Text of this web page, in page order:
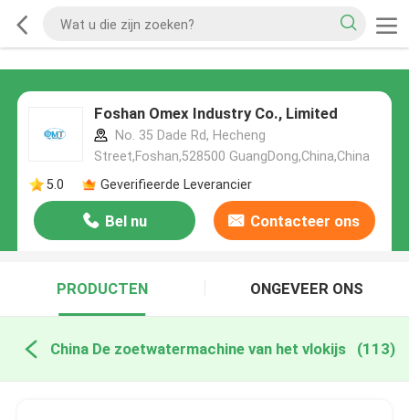
Foshan Omex Industry Co., Limited
No. 35 Dade Rd, Hecheng
Street,Foshan,528500 GuangDong,China,China
5.0
Geverifieerde Leverancier
Bel nu Contacteer ons
PRODUCTEN ONGEVEER ONS
China De zoetwatermachine van het vlokijs (113)